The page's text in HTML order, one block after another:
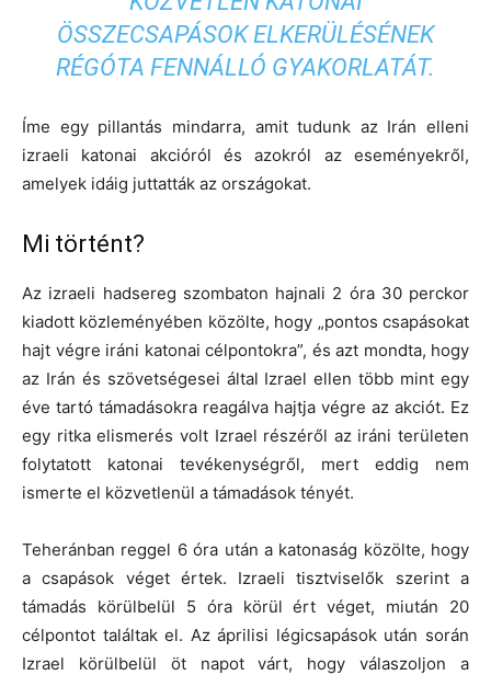
ÖSSZECSAPÁSOK ELKERÜLÉSÉNEK
RÉGÓTA FENNÁLLÓ GYAKORLATÁT.
Íme egy pillantás mindarra, amit tudunk az Irán elleni
izraeli katonai akcióról és azokról az eseményekről,
amelyek idáig juttatták az országokat.
Mi történt?
Az izraeli hadsereg szombaton hajnali 2 óra 30 perckor
kiadott közleményében közölte, hogy „pontos csapásokat
hajt végre iráni katonai célpontokra”, és azt mondta, hogy
az Irán és szövetségesei által Izrael ellen több mint egy
éve tartó támadásokra reagálva hajtja végre az akciót. Ez
egy ritka elismerés volt Izrael részéről az iráni területen
folytatott katonai tevékenységről, mert eddig nem
ismerte el közvetlenül a támadások tényét.
Teheránban reggel 6 óra után a katonaság közölte, hogy
a csapások véget értek. Izraeli tisztviselők szerint a
támadás körülbelül 5 óra körül ért véget, miután 20
célpontot találtak el. Az áprilisi légicsapások után során
Izrael körülbelül öt napot várt, hogy válaszoljon a